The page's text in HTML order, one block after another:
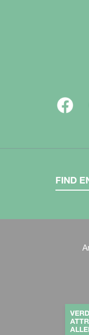
FIND